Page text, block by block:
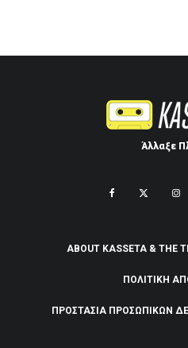
Άλλαξε
ABOUT KASSETA & THE
ΠΟΛΙΤΙΚΉ
ΠΡΟΣΤΑΣΊΑ ΠΡΟΣΩΠΙΚΏΝ